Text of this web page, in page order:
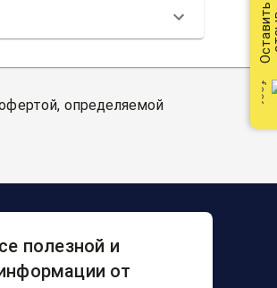
определяемой
полезной и
от
Оставить